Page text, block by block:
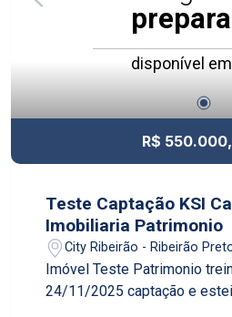
disponível
R$
Teste Captação KSI
Imobiliaria Patrimonio
City Ribeirão - Ribeirão
Imóvel Teste Patrimonio
24/11/2025 captação e